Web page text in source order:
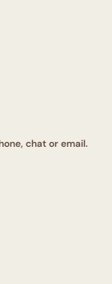
chat or email.